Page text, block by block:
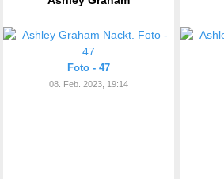
Foto - 47
08. Feb. 2023, 19:14